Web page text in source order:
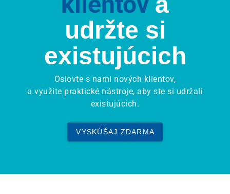
udržte si
existujúcich
Oslovte s nami nových klientov,
a využite praktické nástroje, aby ste si udržali
existujúcich.
VYSKÚŠAJ ZDARMA